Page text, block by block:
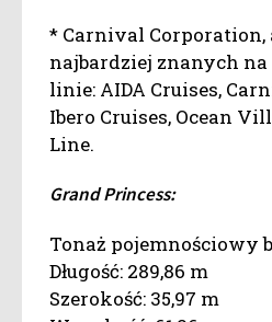
* Carnival
najbardziej znanych
linie: AIDA Cruises,
Ibero Cruises, Ocean
Line.
Grand Princess:
Tonaż pojemnościowy
Długość: 289,86 m
Szerokość: 35,97 m